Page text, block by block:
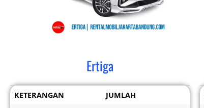
Ertiga
KETERANGAN
JUMLAH